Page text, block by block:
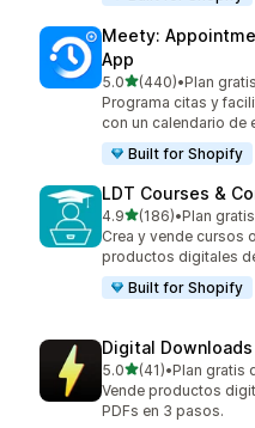
Meety:
App
5.0de 5 estrellas
(440)
440 reseñas en total
•Plan
Programa citas y
con un calendario de
Built for Shopify
LDT Courses &
4.9de 5 estrellas
(186)
186 reseñas en total
•Plan
Crea y vende cursos
productos digitales
Built for Shopify
Digital Downloads
5.0de 5 estrellas
(41)
41 reseñas en total
•Plan gratis
Vende productos
PDFs en 3 pasos.